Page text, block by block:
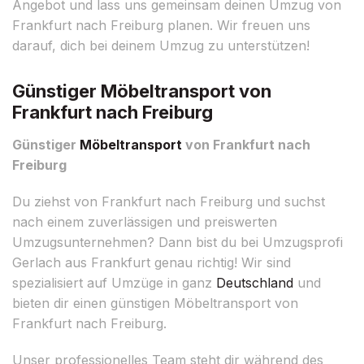
Angebot und lass uns gemeinsam deinen Umzug von
Frankfurt nach Freiburg planen. Wir freuen uns
darauf, dich bei deinem Umzug zu unterstützen!
Günstiger Möbeltransport von
Frankfurt nach Freiburg
Günstiger Möbeltransport von Frankfurt nach
Freiburg
Du ziehst von Frankfurt nach Freiburg und suchst
nach einem zuverlässigen und preiswerten
Umzugsunternehmen? Dann bist du bei Umzugsprofi
Gerlach aus Frankfurt genau richtig! Wir sind
spezialisiert auf Umzüge in ganz Deutschland und
bieten dir einen günstigen Möbeltransport von
Frankfurt nach Freiburg.
Unser professionelles Team steht dir während des